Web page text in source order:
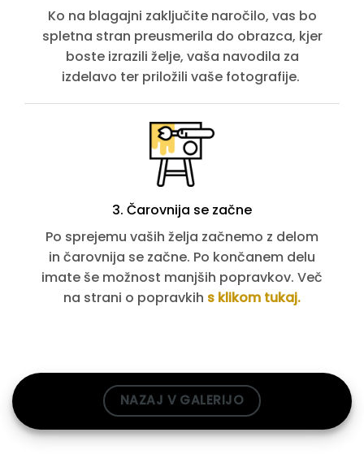
Ko na blagajni zaključite naročilo, vas bo
spletna stran preusmerila do obrazca, kjer
boste izrazili želje, vaša navodila za
izdelavo ter priložili vaše fotografije.
3. Čarovnija se začne
Po sprejemu vaših želja začnemo z delom
in čarovnija se začne. Po končanem delu
imate še možnost manjših popravkov. Več
na strani o popravkih s klikom tukaj.
NAZAJ V GALERIJO